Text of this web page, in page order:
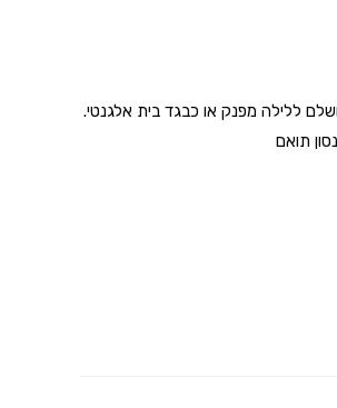
ללילה מפנק או כבגד בית אלגנטי.
תואם
שקט בבית